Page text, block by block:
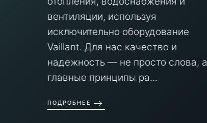
вентиляции, используя
исключительно оборудование
Vaillant. Для нас качество и
надежность — не просто слова, а
главные принципы ра...
ПОДРОБНЕЕ